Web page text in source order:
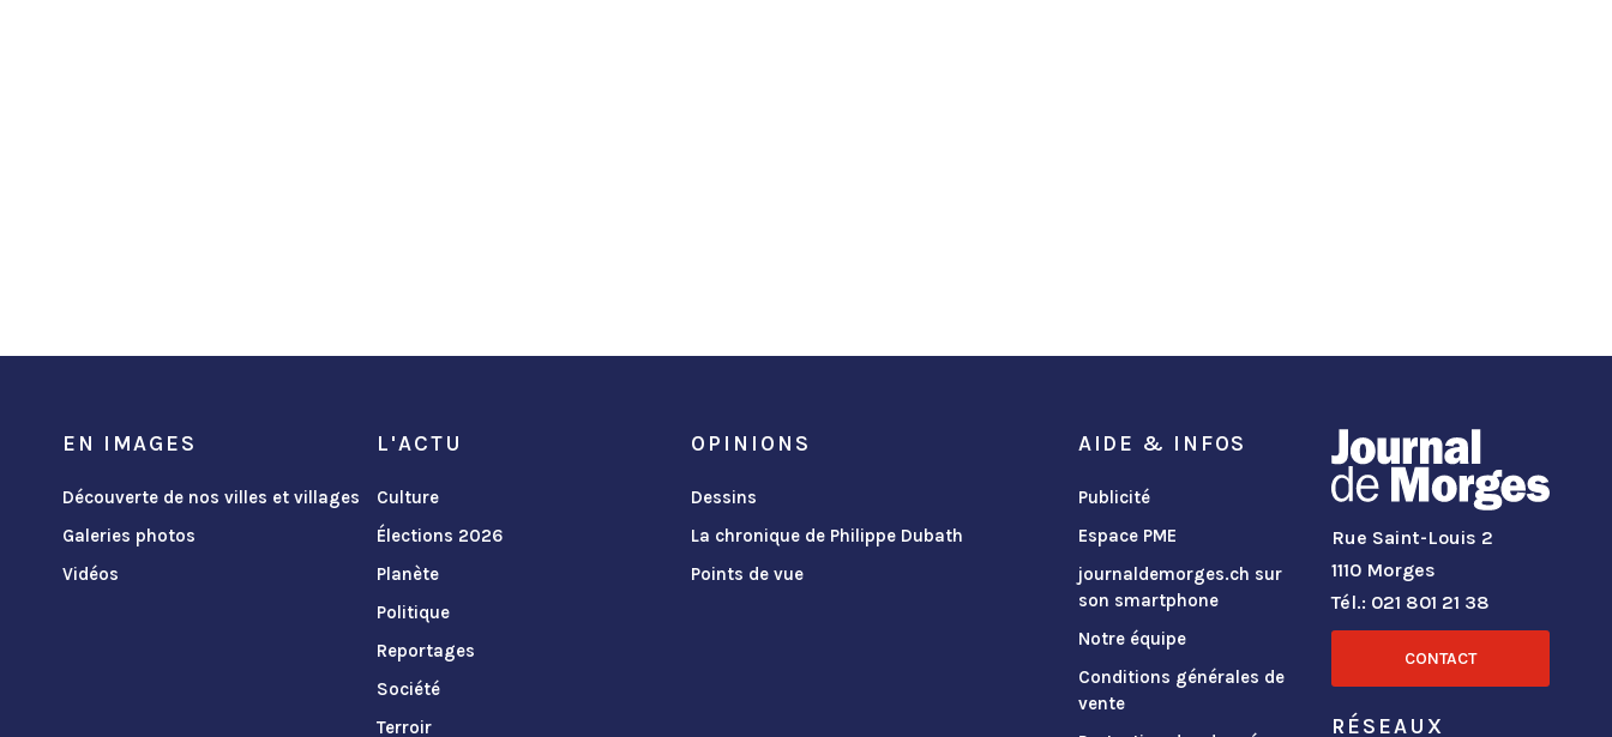
EN IMAGES
Découverte de nos villes et villages
Galeries photos
Vidéos
L'ACTU
Culture
Élections 2026
Planète
Politique
Reportages
Société
Terroir
OPINIONS
Dessins
La chronique de Philippe Dubath
Points de vue
AIDE & INFOS
Publicité
Espace PME
journaldemorges.ch sur
son smartphone
Notre équipe
Conditions générales de
vente
Rue Saint-Louis 2
1110 Morges
Tél.: 021 801 21 38
CONTACT
RÉSEAUX